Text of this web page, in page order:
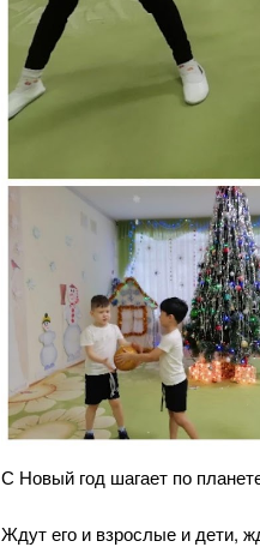
С Новый год шагает по
Ждут его и взрослые и дети,